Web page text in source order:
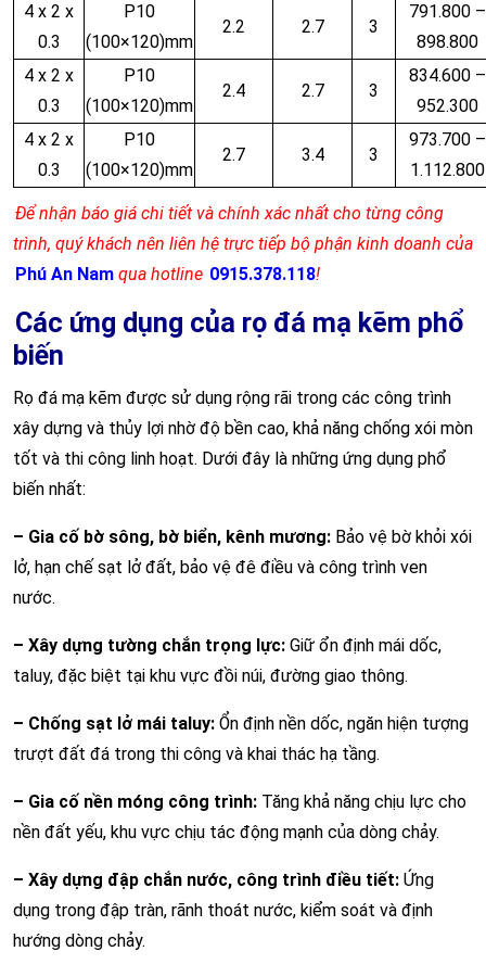
4 x 2 x
0.3
P10
(100×120)mm
2.2 2.7 3
791.800 –
898.800
4 x 2 x
0.3
P10
(100×120)mm
2.4 2.7 3
834.600 –
952.300
4 x 2 x
0.3
P10
(100×120)mm
2.7 3.4 3
973.700 –
1.112.800
Để nhận báo giá chi tiết và chính xác nhất cho từng công
trình, quý khách nên liên hệ trực tiếp bộ phận kinh doanh của
Phú An Nam qua hotline 0915.378.118!
Các ứng dụng của rọ đá mạ kẽm phổ
biến
Rọ đá mạ kẽm được sử dụng rộng rãi trong các công trình
xây dựng và thủy lợi nhờ độ bền cao, khả năng chống xói mòn
tốt và thi công linh hoạt. Dưới đây là những ứng dụng phổ
biến nhất:
– Gia cố bờ sông, bờ biển, kênh mương: Bảo vệ bờ khỏi xói
lở, hạn chế sạt lở đất, bảo vệ đê điều và công trình ven
nước.
– Xây dựng tường chắn trọng lực: Giữ ổn định mái dốc,
taluy, đặc biệt tại khu vực đồi núi, đường giao thông.
– Chống sạt lở mái taluy: Ổn định nền dốc, ngăn hiện tượng
trượt đất đá trong thi công và khai thác hạ tầng.
– Gia cố nền móng công trình: Tăng khả năng chịu lực cho
nền đất yếu, khu vực chịu tác động mạnh của dòng chảy.
– Xây dựng đập chắn nước, công trình điều tiết: Ứng
dụng trong đập tràn, rãnh thoát nước, kiểm soát và định
hướng dòng chảy.